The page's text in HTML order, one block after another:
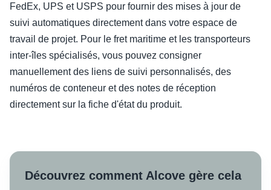
FedEx, UPS et USPS pour fournir des mises à jour de
suivi automatiques directement dans votre espace de
travail de projet. Pour le fret maritime et les transporteurs
inter-îles spécialisés, vous pouvez consigner
manuellement des liens de suivi personnalisés, des
numéros de conteneur et des notes de réception
directement sur la fiche d'état du produit.
Découvrez comment Alcove gère cela